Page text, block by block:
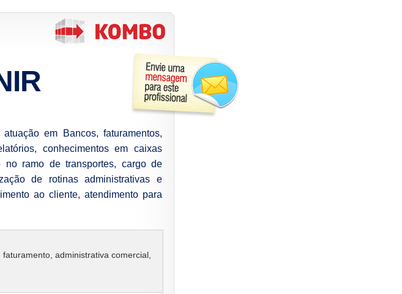
em Bancos, faturamentos,
conhecimentos em caixas
no ramo de transportes, cargo de
de rotinas administrativas e
ao cliente, atendimento para
administrativa comercial,